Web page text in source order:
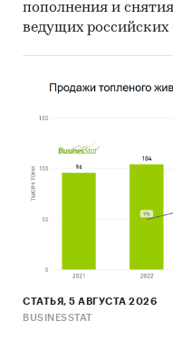
пополнения и
ведущих российских
СТАТЬЯ, 5 АВГУСТА 2026
BUSINESSTAT